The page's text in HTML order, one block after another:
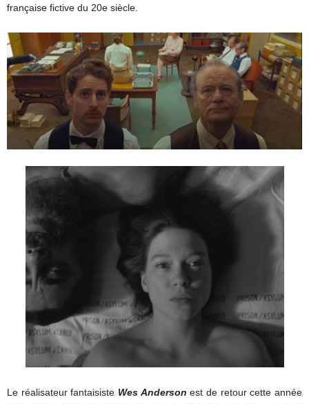
française fictive du 20e siècle.
Le réalisateur fantaisiste Wes Anderson est de retour cette année